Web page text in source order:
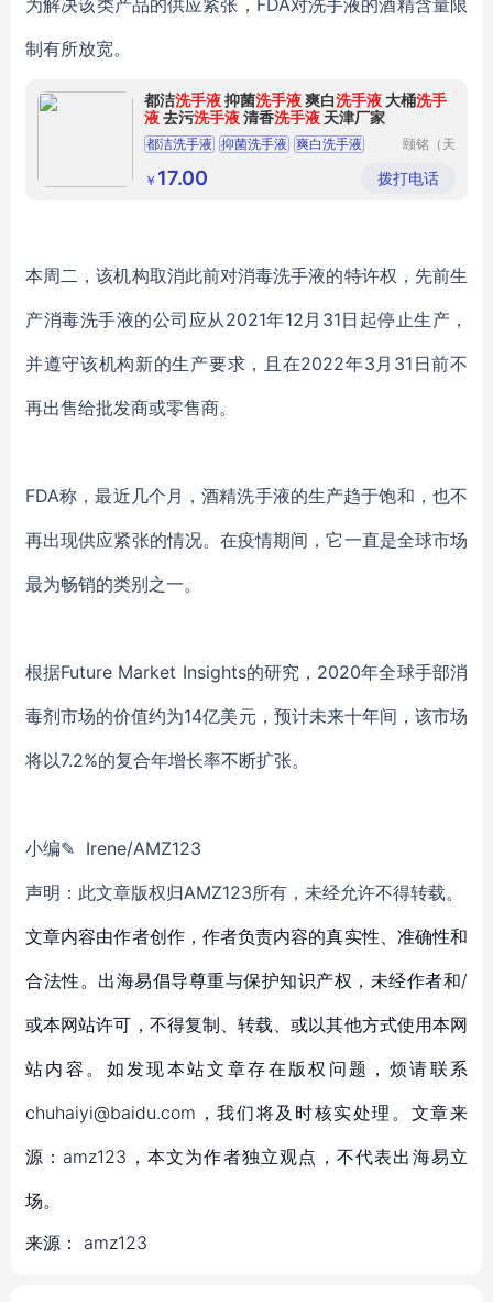
为解决该类产品的供应紧张，FDA对洗手液的酒精含量限
制有所放宽。
都洁洗手液抑菌洗手液爽白洗手液 大桶洗手
液去污洗手液清香洗手液 天津厂家
都洁洗手液 抑菌洗手液 爽白洗手液
大桶洗手液
颐铭（天
发展有限
公司
￥ 17.00 拨打电话
本周二，该机构取消此前对消毒洗手液的特许权，先前生
产消毒洗手液的公司应从2021年12月31日起停止生产，
并遵守该机构新的生产要求，且在2022年3月31日前不
再出售给批发商或零售商。
FDA称，最近几个月，酒精洗手液的生产趋于饱和，也不
再出现供应紧张的情况。在疫情期间，它一直是全球市场
最为畅销的类别之一。
根据Future Market Insights的研究，2020年全球手部消
毒剂市场的价值约为14亿美元，预计未来十年间，该市场
将以7.2%的复合年增长率不断扩张。
小编✎ Irene/AMZ123
声明：此文章版权归AMZ123所有，未经允许不得转载。
文章内容由作者创作，作者负责内容的真实性、准确性和
合法性。出海易倡导尊重与保护知识产权，未经作者和/
或本网站许可，不得复制、转载、或以其他方式使用本网
站内容。如发现本站文章存在版权问题，烦请联系
chuhaiyi@baidu.com，我们将及时核实处理。文章来
源：amz123，本文为作者独立观点，不代表出海易立
场。
来源： amz123